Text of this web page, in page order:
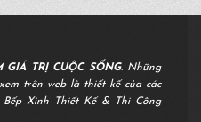
TRỊ CUỘC SỐNG. Những
trên web là thiết kế của các
Xinh Thiết Kế & Thi Công